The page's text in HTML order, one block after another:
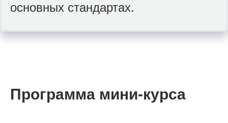
основных стандартах.
Программа мини-курса